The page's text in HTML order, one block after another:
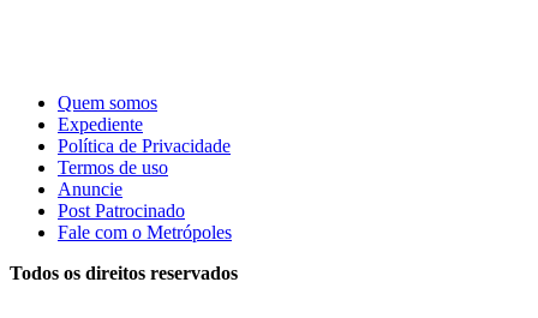
Quem somos
Expediente
Política de Privacidade
Termos de uso
Anuncie
Post Patrocinado
Fale com o Metrópoles
Todos os direitos reservados